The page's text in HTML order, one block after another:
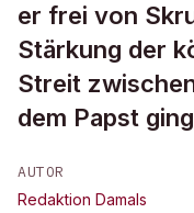
er frei von
Stärkung der
Streit
dem Papst
AUTOR
Redaktion Damals